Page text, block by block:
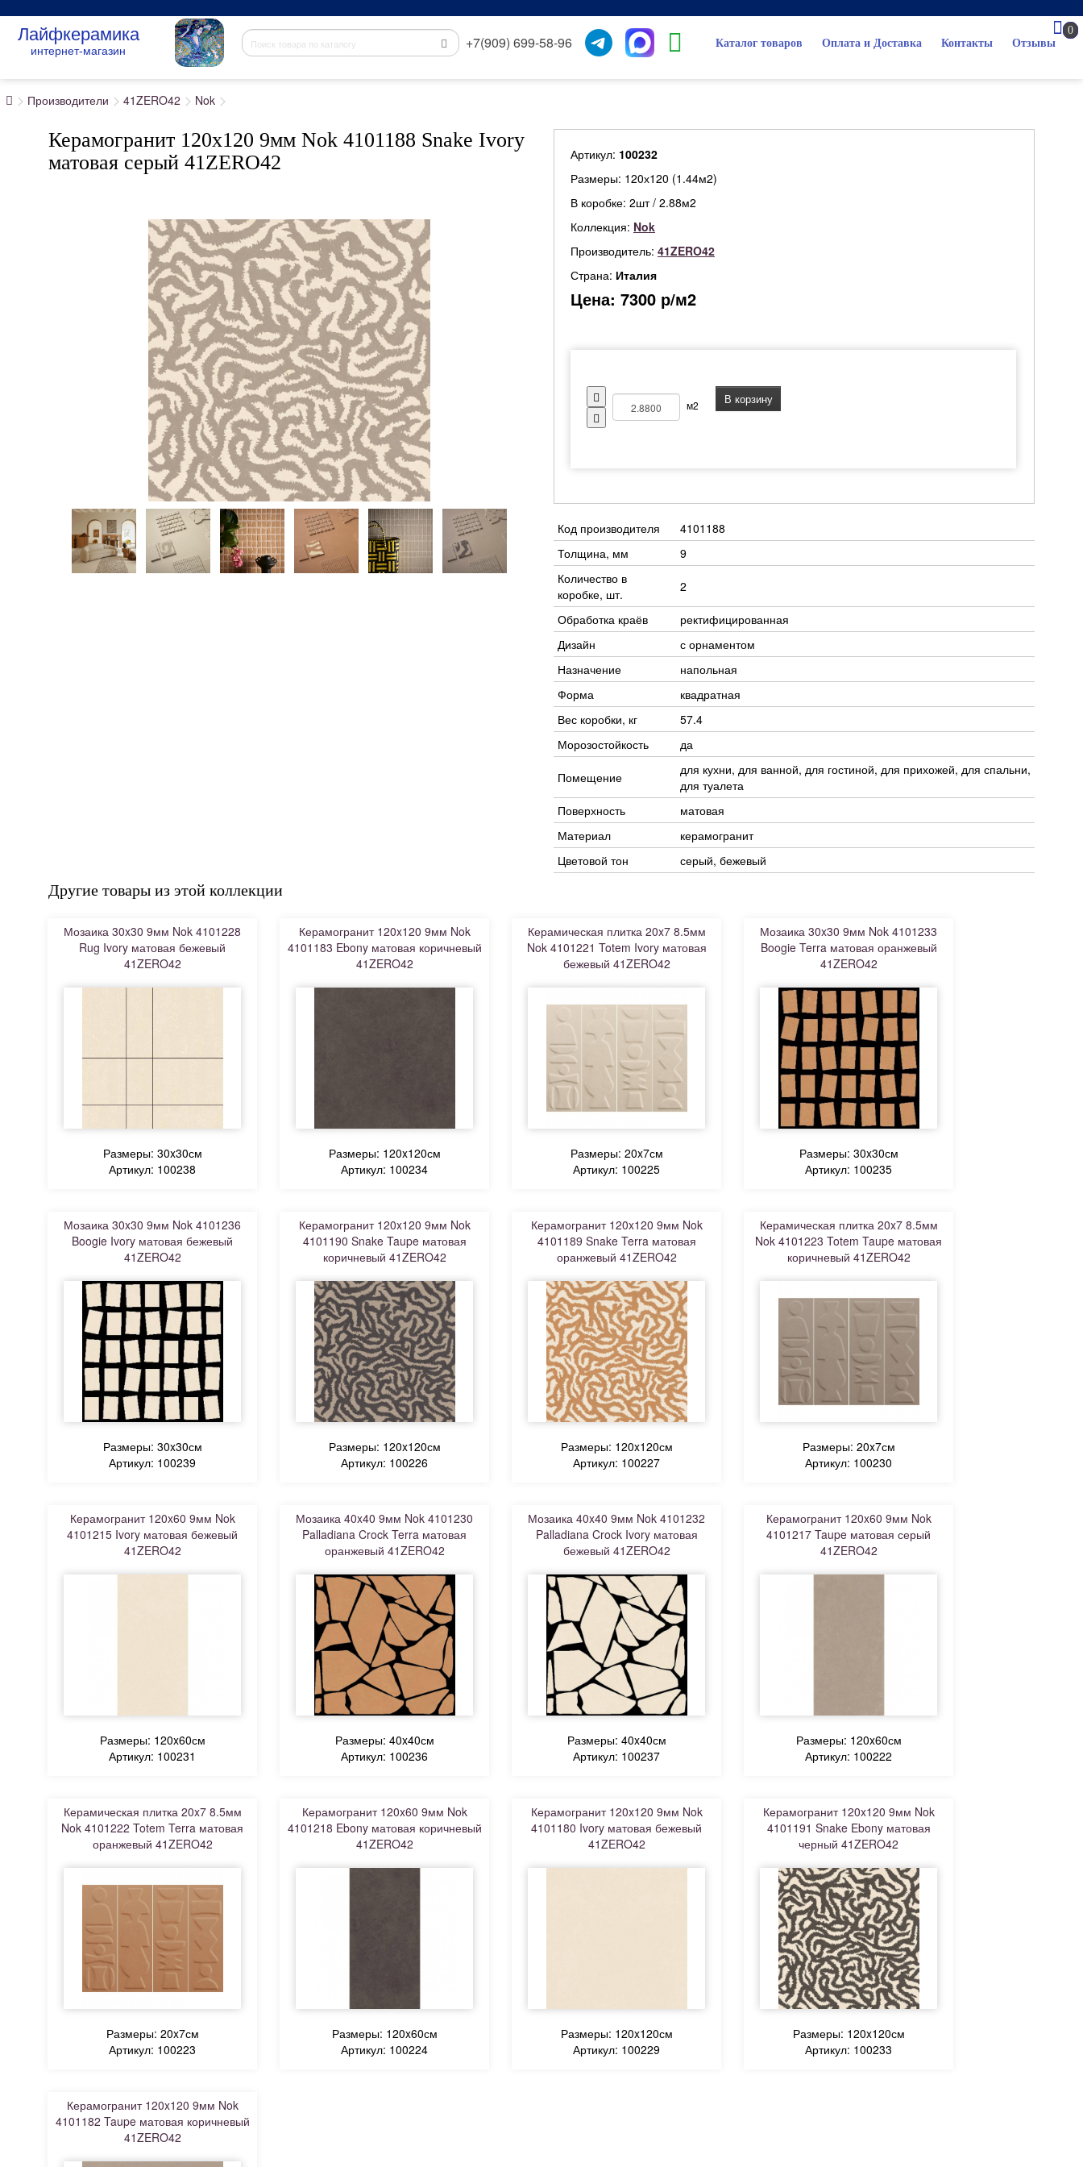
Лайфкерамика
интернет-магазин +7(909) 699-58-96 Каталог товаров Оплата и Доставка Контакты Отзывы
0
Производители 41ZERO42 Nok
Керамогранит 120x120 9мм Nok 4101188 Snake Ivory
матовая серый 41ZERO42
Артикул: 100232
Размеры: 120х120 (1.44м2)
В коробке: 2шт / 2.88м2
Коллекция: Nok
Производитель: 41ZERO42
Страна: Италия
Цена: 7300 р/м2
м2 В корзину
Код производителя
4101188
Толщина, мм
9
Количество в
коробке, шт.
2
Обработка краёв
ректифицированная
Дизайн
с орнаментом
Назначение
напольная
Форма
квадратная
Вес коробки, кг
57.4
Морозостойкость
да
Помещение
для кухни, для ванной, для гостиной, для прихожей, для спальни,
для туалета
Поверхность
матовая
Материал
керамогранит
Цветовой тон
серый, бежевый
Другие товары из этой коллекции
Мозаика 30x30 9мм Nok 4101228
Rug Ivory матовая бежевый
41ZERO42
Размеры: 30x30см
Артикул: 100238
Керамогранит 120x120 9мм Nok
4101183 Ebony матовая коричневый
41ZERO42
Размеры: 120x120см
Артикул: 100234
Керамическая плитка 20x7 8.5мм
Nok 4101221 Totem Ivory матовая
бежевый 41ZERO42
Размеры: 20x7см
Артикул: 100225
Мозаика 30x30 9мм Nok 4101233
Boogie Terra матовая оранжевый
41ZERO42
Размеры: 30x30см
Артикул: 100235
Мозаика 30x30 9мм Nok 4101236
Boogie Ivory матовая бежевый
41ZERO42
Размеры: 30x30см
Артикул: 100239
Керамогранит 120x120 9мм Nok
4101190 Snake Taupe матовая
коричневый 41ZERO42
Размеры: 120x120см
Артикул: 100226
Керамогранит 120x120 9мм Nok
4101189 Snake Terra матовая
оранжевый 41ZERO42
Размеры: 120x120см
Артикул: 100227
Керамическая плитка 20x7 8.5мм
Nok 4101223 Totem Taupe матовая
коричневый 41ZERO42
Размеры: 20x7см
Артикул: 100230
Керамогранит 120x60 9мм Nok
4101215 Ivory матовая бежевый
41ZERO42
Размеры: 120x60см
Артикул: 100231
Мозаика 40x40 9мм Nok 4101230
Palladiana Crock Terra матовая
оранжевый 41ZERO42
Размеры: 40x40см
Артикул: 100236
Мозаика 40x40 9мм Nok 4101232
Palladiana Crock Ivory матовая
бежевый 41ZERO42
Размеры: 40x40см
Артикул: 100237
Керамогранит 120x60 9мм Nok
4101217 Taupe матовая серый
41ZERO42
Размеры: 120x60см
Артикул: 100222
Керамическая плитка 20x7 8.5мм
Nok 4101222 Totem Terra матовая
оранжевый 41ZERO42
Размеры: 20x7см
Артикул: 100223
Керамогранит 120x60 9мм Nok
4101218 Ebony матовая коричневый
41ZERO42
Размеры: 120x60см
Артикул: 100224
Керамогранит 120x120 9мм Nok
4101180 Ivory матовая бежевый
41ZERO42
Размеры: 120x120см
Артикул: 100229
Керамогранит 120x120 9мм Nok
4101191 Snake Ebony матовая
черный 41ZERO42
Размеры: 120x120см
Артикул: 100233
Керамогранит 120x120 9мм Nok
4101182 Taupe матовая коричневый
41ZERO42